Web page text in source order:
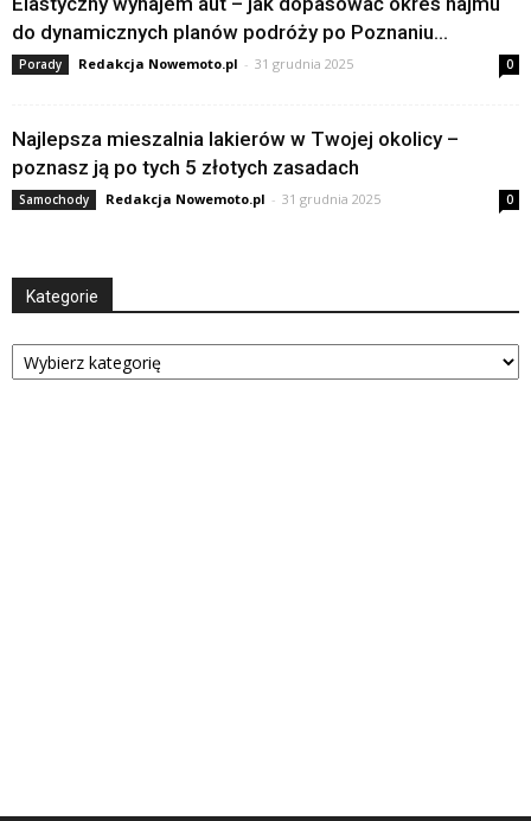
do dynamicznych planów podróży po Poznaniu...
Porady Redakcja Nowemoto.pl - 31 grudnia 2025 0
Najlepsza mieszalnia lakierów w Twojej okolicy –
poznasz ją po tych 5 złotych zasadach
Samochody Redakcja Nowemoto.pl - 31 grudnia 2025 0
Kategorie
Kategorie